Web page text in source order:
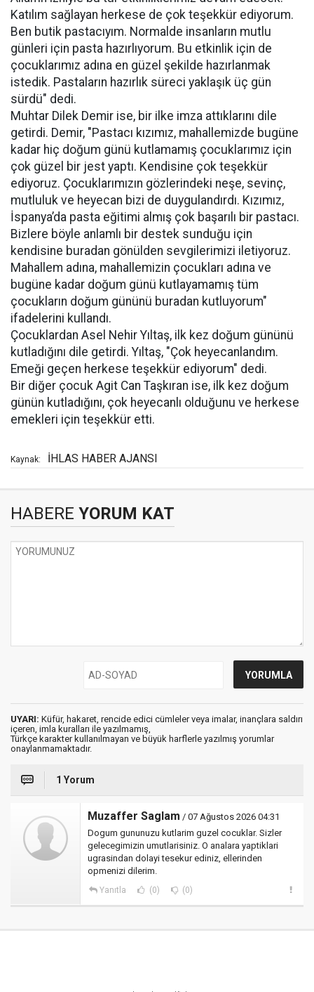
Katılım sağlayan herkese de çok teşekkür ediyorum.
Ben butik pastacıyım. Normalde insanların mutlu
günleri için pasta hazırlıyorum. Bu etkinlik için de
çocuklarımız adına en güzel şekilde hazırlanmak
istedik. Pastaların hazırlık süreci yaklaşık üç gün
sürdü" dedi.
Muhtar Dilek Demir ise, bir ilke imza attıklarını dile
getirdi. Demir, "Pastacı kızımız, mahallemizde bugüne
kadar hiç doğum günü kutlamamış çocuklarımız için
çok güzel bir jest yaptı. Kendisine çok teşekkür
ediyoruz. Çocuklarımızın gözlerindeki neşe, sevinç,
mutluluk ve heyecan bizi de duygulandırdı. Kızımız,
İspanya’da pasta eğitimi almış çok başarılı bir pastacı.
Bizlere böyle anlamlı bir destek sunduğu için
kendisine buradan gönülden sevgilerimizi iletiyoruz.
Mahallem adına, mahallemizin çocukları adına ve
bugüne kadar doğum günü kutlayamamış tüm
çocukların doğum gününü buradan kutluyorum"
ifadelerini kullandı.
Çocuklardan Asel Nehir Yıltaş, ilk kez doğum gününü
kutladığını dile getirdi. Yıltaş, "Çok heyecanlandım.
Emeği geçen herkese teşekkür ediyorum" dedi.
Bir diğer çocuk Agit Can Taşkıran ise, ilk kez doğum
günün kutladığını, çok heyecanlı olduğunu ve herkese
emekleri için teşekkür etti.
Kaynak: İHLAS HABER AJANSI
HABERE YORUM KAT
UYARI: Küfür, hakaret, rencide edici cümleler veya imalar, inançlara saldırı
içeren, imla kuralları ile yazılmamış,
Türkçe karakter kullanılmayan ve büyük harflerle yazılmış yorumlar
onaylanmamaktadır.
1 Yorum
Muzaffer Saglam / 07 Ağustos 2026 04:31
Dogum gununuzu kutlarim guzel cocuklar. Sizler
gelecegimizin umutlarisiniz. O analara yaptiklari
ugrasindan dolayi tesekur ediniz, ellerinden
opmenizi dilerim.
Yanıtla (0) (0)